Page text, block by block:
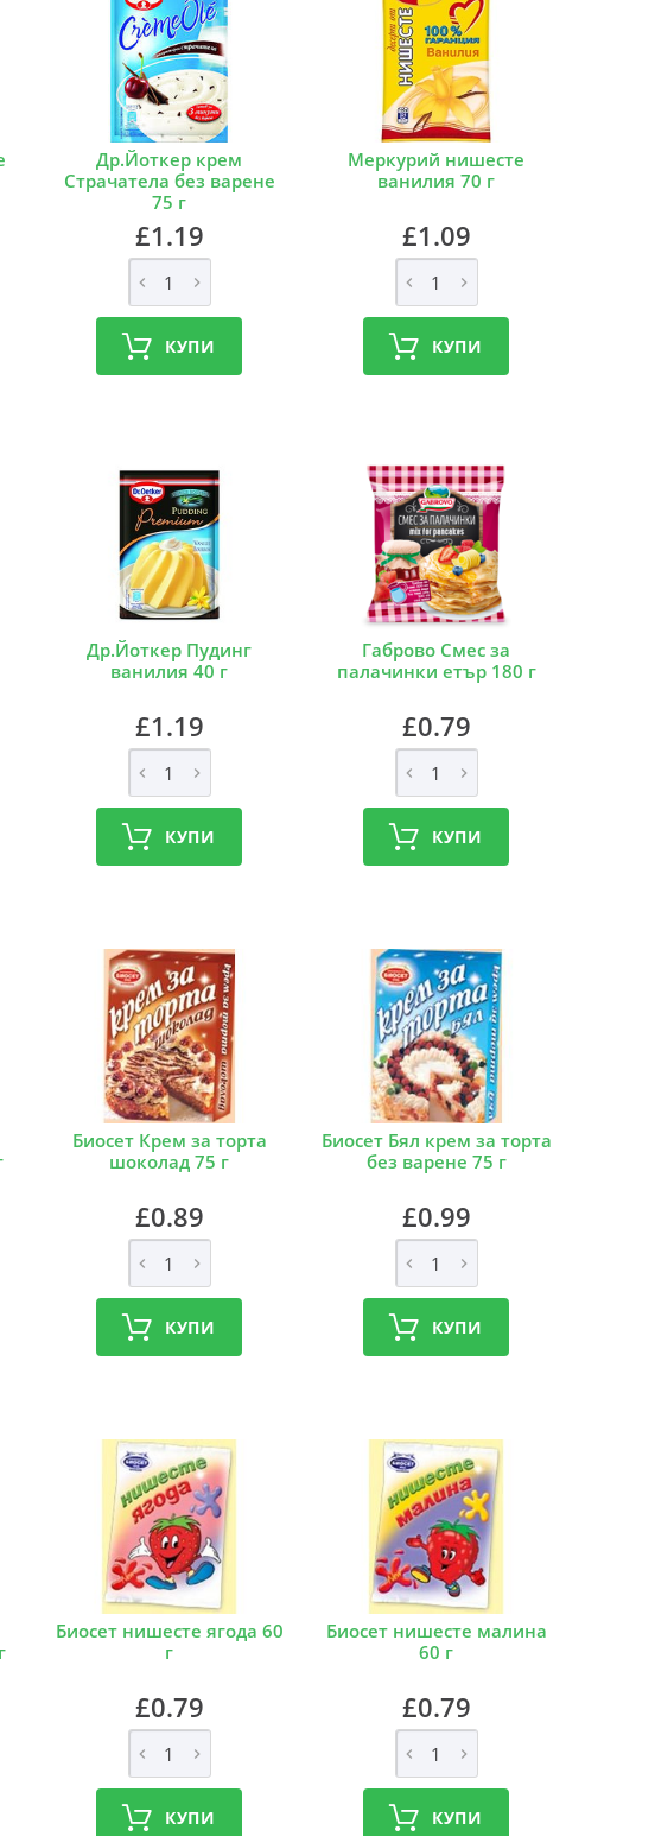
Др.Йоткер крем
Страчатела без варене
75 г
£1.19
КУПИ
Меркурий нишесте
ванилия 70 г
£1.09
КУПИ
Др.Йоткер Пудинг
ванилия 40 г
£1.19
КУПИ
Габрово Смес за
палачинки етър 180 г
£0.79
КУПИ
Биосет Крем за торта
шоколад 75 г
£0.89
КУПИ
Биосет Бял крем за торта
без варене 75 г
£0.99
КУПИ
Биосет нишесте ягода 60
г
£0.79
КУПИ
Биосет нишесте малина
60 г
£0.79
КУПИ